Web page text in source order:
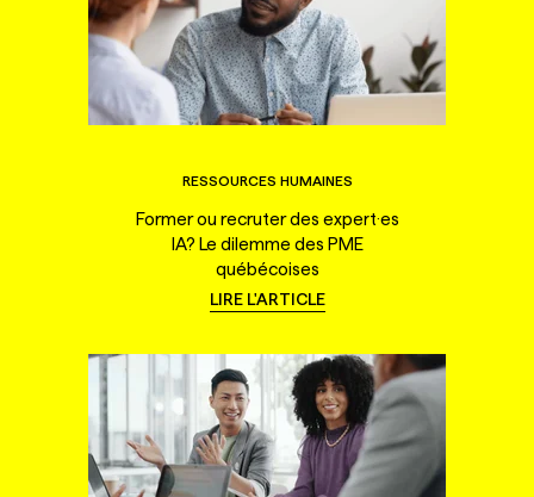
RESSOURCES HUMAINES
Former ou recruter des expert·es
IA? Le dilemme des PME
québécoises
LIRE L'ARTICLE